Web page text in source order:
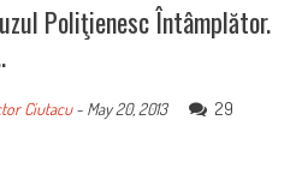
Poliţienesc Întâmplător.
Ciutacu- May 20, 2013
29